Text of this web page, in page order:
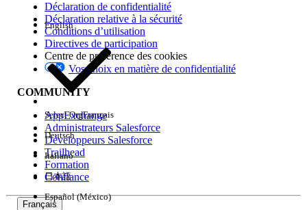
Edition
Expérience
Déclaration de confidentialité
Déclaration relative à la sécurité
Conditions d’utilisation
Directives de participation
Centre de préférence des cookies
Vos choix en matière de confidentialité
COMMUNITY
AppExchange
Administrateurs Salesforce
Développeurs Salesforce
Trailhead
Formation
Confiance
Français
English
Select OrgFrançais
Deutsch
Italiano
日本語
Español (México)